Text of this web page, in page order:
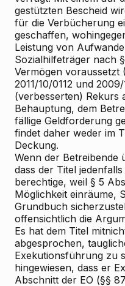
gestützten Bescheid
für die Verbücherung
geschaffen,
Leistung von
Sozialhilfeträger nach
Vermögen voraussetzt
2011/10/0112 und
(verbesserten) Rekurs
Behauptung, dem
fällige Geldforderung
findet daher weder im
Deckung.
Wenn der Betreibende
dass der Titel
berechtige, weil § 5
Möglichkeit einräume,
Grundbuch
offensichtlich die
Es hat dem Titel
abgesprochen,
Exekutionsführung zu
hingewiesen, dass er
Abschnitt der EO (§§